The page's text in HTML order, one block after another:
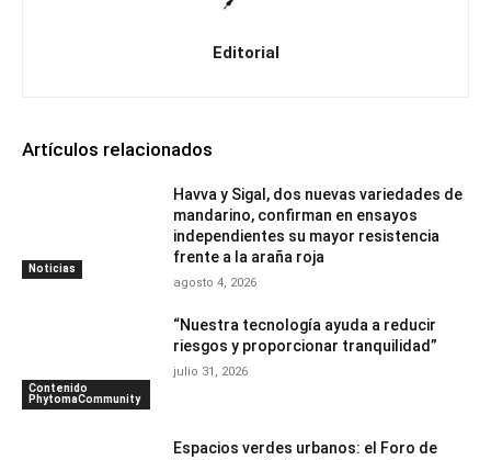
Editorial
Artículos relacionados
Noticias
Havva y Sigal, dos nuevas variedades de
mandarino, confirman en ensayos
independientes su mayor resistencia
frente a la araña roja
agosto 4, 2026
Contenido
PhytomaCommunity
“Nuestra tecnología ayuda a reducir
riesgos y proporcionar tranquilidad”
julio 31, 2026
Espacios verdes urbanos: el Foro de